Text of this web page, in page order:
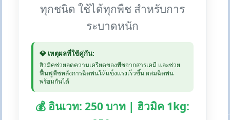
ทุกชนิด ใช้ได้ทุกพืช สำหรับการ
ระบาดหนัก
💎 เหตุผลที่ใช้คู่กัน:
ฮิวมิคช่วยลดความเครียดของพืชจากสารเคมี และช่วย
ฟื้นฟูพืชหลังการฉีดพ่นให้แข็งแรงเร็วขึ้น ผสมฉีดพ่น
พร้อมกันได้
💰 อินเวท: 250 บาท | ฮิวมิค 1kg: